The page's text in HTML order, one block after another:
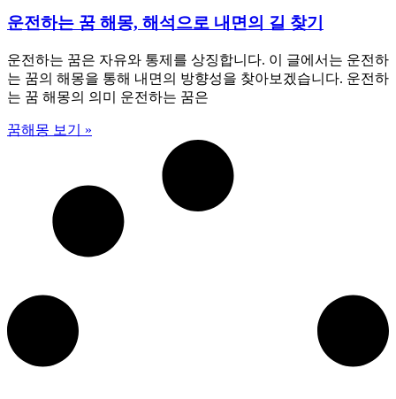
운전하는 꿈 해몽, 해석으로 내면의 길 찾기
운전하는 꿈은 자유와 통제를 상징합니다. 이 글에서는 운전하
는 꿈의 해몽을 통해 내면의 방향성을 찾아보겠습니다. 운전하
는 꿈 해몽의 의미 운전하는 꿈은
꿈해몽 보기 »